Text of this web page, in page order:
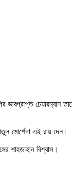
ভারপ্রাপ্ত
মোর্শেদা এই রায় দেন।
শাহজাহান বিশ্বাস।